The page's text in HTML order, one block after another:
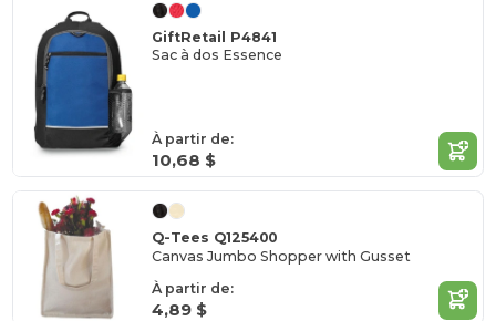
GiftRetail P4841
Sac à dos Essence
À partir de:
10,68 $
Q-Tees Q125400
Canvas Jumbo Shopper with Gusset
À partir de:
4,89 $